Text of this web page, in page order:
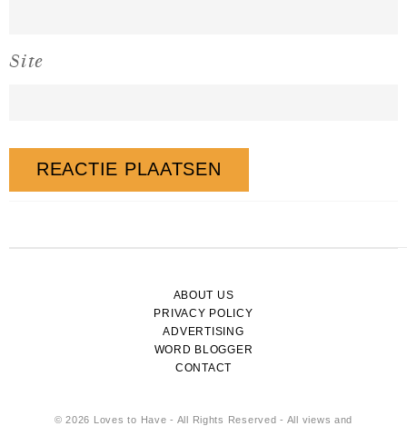
Site
ABOUT US
PRIVACY POLICY
ADVERTISING
WORD BLOGGER
CONTACT
© 2026 Loves to Have - All Rights Reserved - All views and